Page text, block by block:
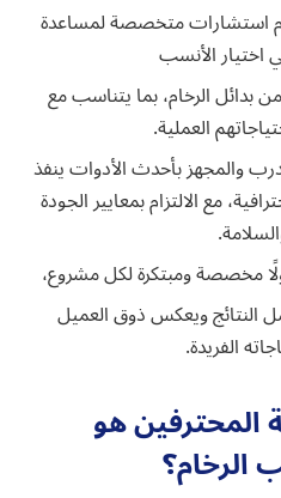
استشارات متخصصة لمساعدة
اختيار الأنسب
الرخام، بما يتناسب مع
العملية.
والمجهز بأحدث الأدوات ينفذ
مع الالتزام بمعايير الجودة
مخصصة ومبتكرة لكل مشروع،
ويعكس ذوق العميل
الفريدة.
المحترفين هو
الرخام؟